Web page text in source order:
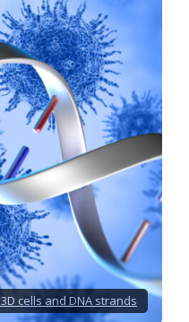
3D cells and DNA strands